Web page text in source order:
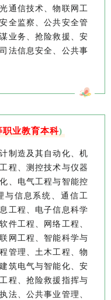
通信技术、物联网工
全监察、公共安全管
业务、抢险救援、安
法信息安全、公共事
职业教育本科)
制造及其自动化、机
程、测控技术与仪器
、电气工程与智能控
与信息系统、通信工
工程、电子信息科学
件工程、网络工程、
网工程、智能科学与
管理、土木工程、物
筑电气与智能化、安
程、抢险救援指挥与
法、公共事业管理、